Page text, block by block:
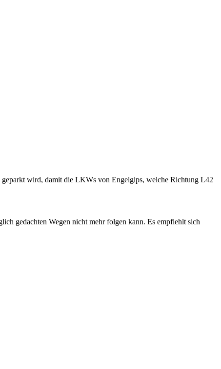
wird, damit die LKWs von Engelgips, welche Richtung L42
gedachten Wegen nicht mehr folgen kann. Es empfiehlt sich